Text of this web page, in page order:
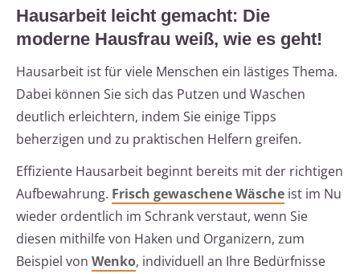
Hausarbeit leicht gemacht: Die
moderne Hausfrau weiß, wie es geht!
Hausarbeit ist für viele Menschen ein lästiges Thema.
Dabei können Sie sich das Putzen und Waschen
deutlich erleichtern, indem Sie einige Tipps
beherzigen und zu praktischen Helfern greifen.
Effiziente Hausarbeit beginnt bereits mit der richtigen
Aufbewahrung. Frisch gewaschene Wäsche ist im Nu
wieder ordentlich im Schrank verstaut, wenn Sie
diesen mithilfe von Haken und Organizern, zum
Beispiel von Wenko, individuell an Ihre Bedürfnisse